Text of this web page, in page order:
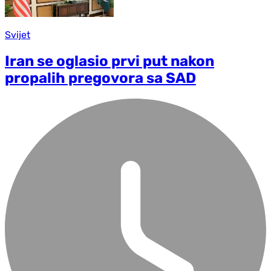
Svijet
Iran se oglasio prvi put nakon
propalih pregovora sa SAD